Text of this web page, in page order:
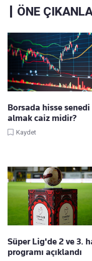
ÖNE
Borsada hisse senedi
almak caiz midir?
Kaydet
Süper Lig'de 2 ve 3.
programı açıklandı